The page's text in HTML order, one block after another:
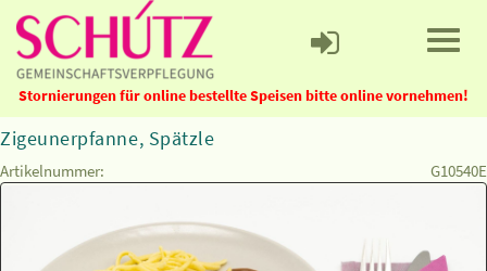
Stornierungen für online bestellte Speisen bitte online vornehmen!
Zigeunerpfanne, Spätzle
Artikelnummer: G10540E